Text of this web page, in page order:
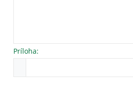
Príloha: